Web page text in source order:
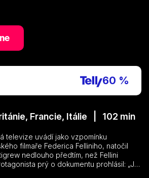
60 %
Francie, Itálie | 102 min
televize uvádí jako vzpomínku
filmaře Federica Felliniho, natočil
nedlouho předtím, než Fellini
prý o dokumentu prohlásil: „Je
rozhovor, jaký kdy byl se mnou